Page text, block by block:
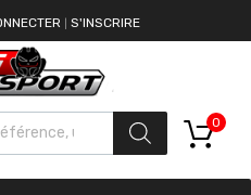
S'INSCRIRE
0